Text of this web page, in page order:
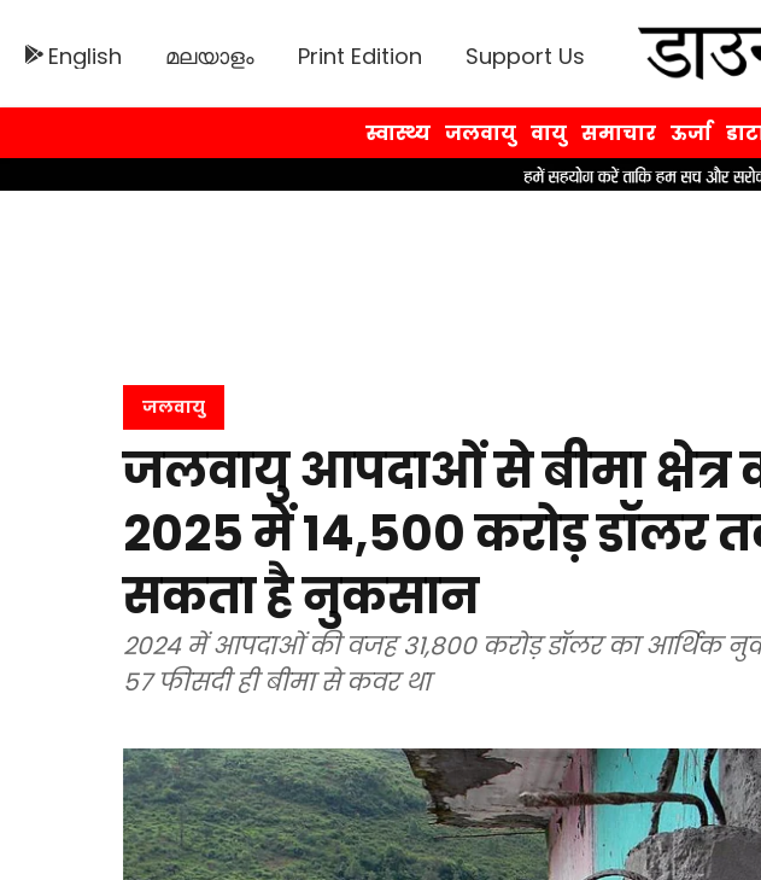
English മലയാളം Print Edition Support Us
स्वास्थ्य जलवायु वायु समाचार ऊर्जा
जलवायु
जलवायु आपदाओं से बीमा क्षेत्र
2025 में 14,500 करोड़ डॉलर
सकता है नुकसान
2024 में आपदाओं की वजह 31,800 करोड़ डॉलर का आर्थिक
57 फीसदी ही बीमा से कवर था